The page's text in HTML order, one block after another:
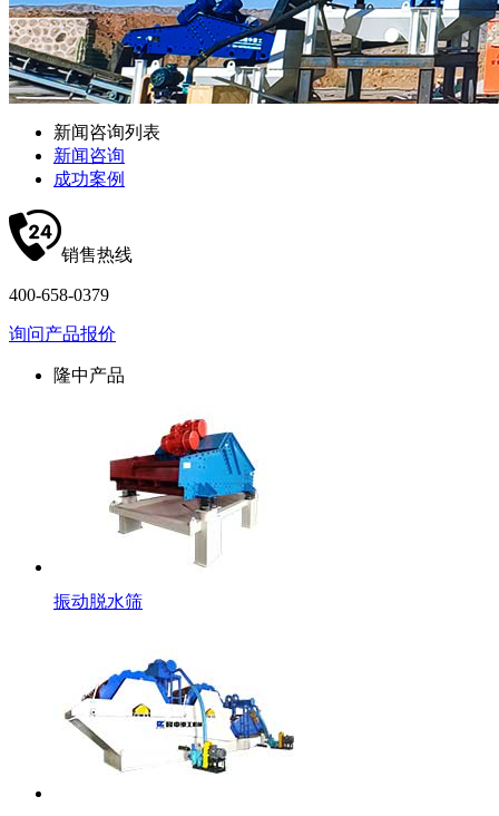
新闻咨询列表
新闻咨询
成功案例
销售热线
400-658-0379
询问产品报价
隆中产品
振动脱水筛